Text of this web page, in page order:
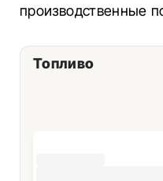
производственные
Топливо